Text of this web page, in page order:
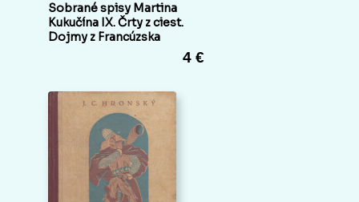
Sobrané spisy Martina
Kukučína IX. Črty z ciest.
Dojmy z Francúzska
4 €